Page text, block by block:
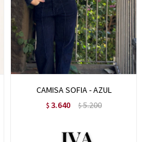
CAMISA SOFIA - AZUL
$ 3.640 $5.200